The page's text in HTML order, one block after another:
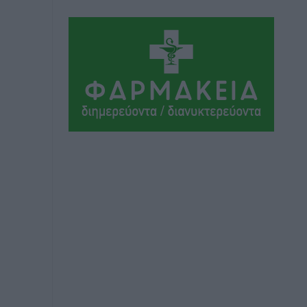
πριν 8 ώρες
Το στενό της Κρεμαστής μπήκε στη
λίστα των 7 θαυμάτων της αναμονής
Δημο-Κρίσεις• πριν 8 ώρες